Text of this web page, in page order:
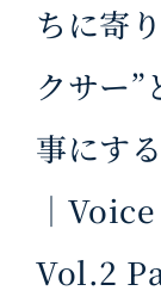
ちに寄
クサー”
事にす
｜
Vol.2